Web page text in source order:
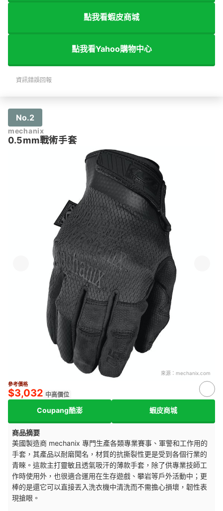
點我看蝦皮商城
點我看Yahoo購物中心
資訊錯誤回報
No.2
mechanix
0.5mm戰術手套
來源： mechanix.com
參考價格
$3,032 中高價位
Coupang酷澎 蝦皮商城
商品摘要
美國製造商 mechanix 專門生產各類專業賽事、軍警和工作用的
手套，其產品以耐磨聞名，材質的抗撕裂性更是受到各個行業的
青睞。這款主打靈敏且透氣吸汗的薄款手套，除了供專業技師工
作時使用外，也很適合運用在生存遊戲、攀岩等戶外活動中；更
棒的是還它可以直接丟入洗衣機中清洗而不需擔心損壞，韌性表
現搶眼。